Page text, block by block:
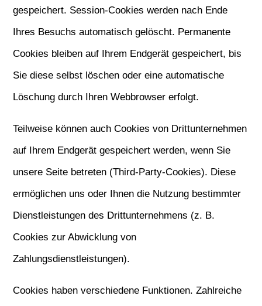
gespeichert. Session-Cookies werden nach Ende
Ihres Besuchs automatisch gelöscht. Permanente
Cookies bleiben auf Ihrem Endgerät gespeichert, bis
Sie diese selbst löschen oder eine automatische
Löschung durch Ihren Webbrowser erfolgt.
Teilweise können auch Cookies von Drittunternehmen
auf Ihrem Endgerät gespeichert werden, wenn Sie
unsere Seite betreten (Third-Party-Cookies). Diese
ermöglichen uns oder Ihnen die Nutzung bestimmter
Dienstleistungen des Drittunternehmens (z. B.
Cookies zur Abwicklung von
Zahlungsdienstleistungen).
Cookies haben verschiedene Funktionen. Zahlreiche